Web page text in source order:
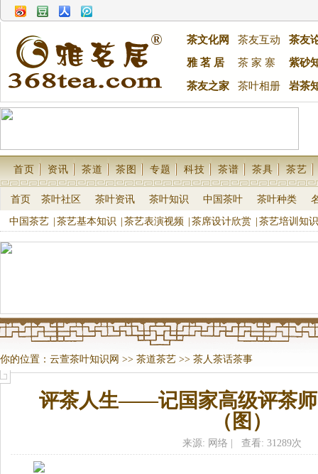
茶文化网 茶友互动
茶友
雅 茗 居
茶 家 寨 紫砂
茶友之家 茶叶相册 岩茶
首页 资讯 茶道 茶图 专题 科技 茶谱 茶具 茶艺
首页 茶叶社区 茶叶资讯 茶叶知识 中国茶叶 茶叶种类
中国茶艺 茶艺基本知识 茶艺表演视频 茶席设计欣赏 茶艺培训知识
你的位置： 云萱茶叶知识网 >> 茶道茶艺 >> 茶人茶话茶事
评茶人生——记国家高级评茶
（图）
来源: 网络 | 查看: 31289次